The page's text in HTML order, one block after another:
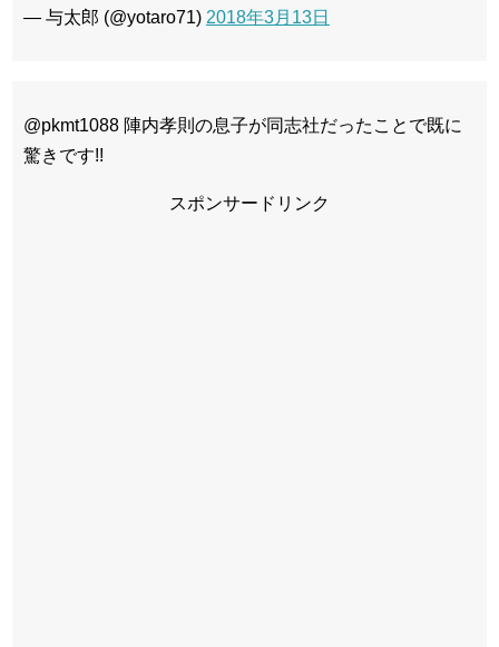
— 与太郎 (@yotaro71) 2018年3月13日
@pkmt1088 陣内孝則の息子が同志社だったことで既に
驚きです!!
スポンサードリンク